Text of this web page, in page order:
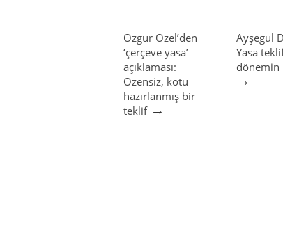
Özgür Özel’den
‘çerçeve yasa’
açıklaması:
Özensiz, kötü
hazırlanmış bir
teklif→
Ayşegül
Yasa
dönemin
→